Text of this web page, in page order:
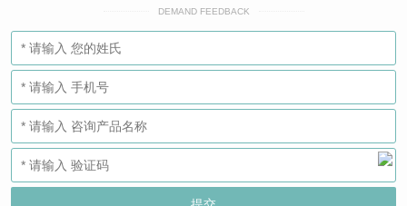
DEMAND FEEDBACK